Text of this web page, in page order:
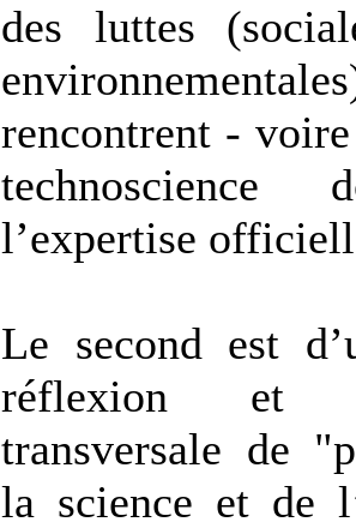
des luttes
rencontrent -
technoscience
l’expertise
Le second est
réflexion et
transversale de
la science et de